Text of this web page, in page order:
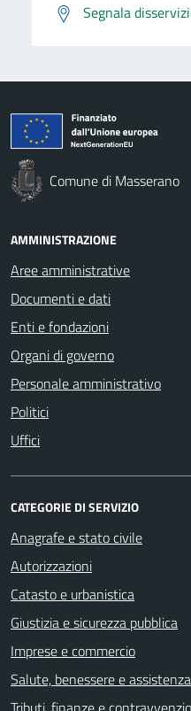
Segnala
Comune di Masserano
AMMINISTRAZIONE
Aree amministrative
Documenti e dati
Enti e fondazioni
Organi di governo
Personale amministrativo
Politici
Uffici
CATEGORIE DI SERVIZIO
Anagrafe e stato civile
Autorizzazioni
Catasto e urbanistica
Giustizia e sicurezza pubblica
Imprese e commercio
Salute, benessere e assistenza